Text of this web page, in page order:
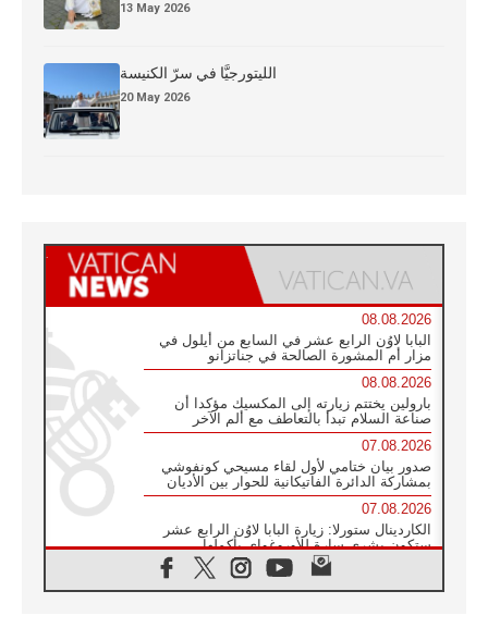
13 May 2026
الليتورجيَّا في سرّ الكنيسة
20 May 2026
08.08.2026
البابا لاوُن الرابع عشر في السابع من أيلول في
مزار أم المشورة الصالحة في جناتزانو
08.08.2026
بارولين يختتم زيارته إلى المكسيك مؤكدا أن
صناعة السلام تبدأ بالتعاطف مع ألم الآخر
07.08.2026
صدور بيان ختامي لأول لقاء مسيحي كونفوشي
بمشاركة الدائرة الفاتيكانية للحوار بين الأديان
07.08.2026
الكاردينال ستورلا: زيارة البابا لاوُن الرابع عشر
ستكون بشرى سارة للأوروغواي بأكملها
الفاتيكان يعلن برنامج الزيارة الرسولية للبابا لاوُن